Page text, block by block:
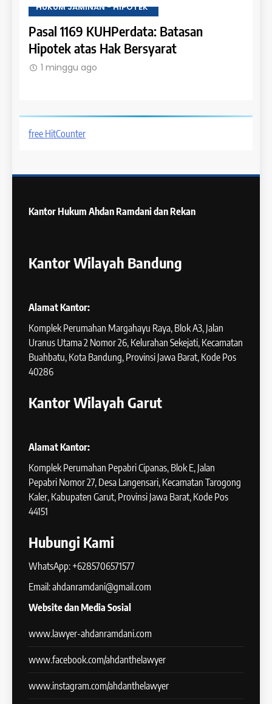
HUKUM JAMINAN - HIPOTEK
Pasal 1169 KUHPerdata: Batasan
Hipotek atas Hak Bersyarat
1 minggu ago
free HitCounter
Kantor Hukum Ahdan Ramdani dan Rekan
Kantor Wilayah Bandung
Alamat Kantor:
Komplek Perumahan Margahayu Raya, Blok A3, Jalan
Uranus Utama 2 Nomor 26, Kelurahan Sekejati, Kecamatan
Buahbatu, Kota Bandung, Provinsi Jawa Barat, Kode Pos
40286
Kantor Wilayah Garut
Alamat Kantor:
Komplek Perumahan Pepabri Cipanas, Blok E, Jalan
Pepabri Nomor 27, Desa Langensari, Kecamatan Tarogong
Kaler, Kabupaten Garut, Provinsi Jawa Barat, Kode Pos
44151
Hubungi Kami
WhatsApp: +6285706571577
Email: ahdanramdani@gmail.com
Website dan Media Sosial
www.lawyer-ahdanramdani.com
www.facebook.com/ahdanthelawyer
www.instagram.com/ahdanthelawyer